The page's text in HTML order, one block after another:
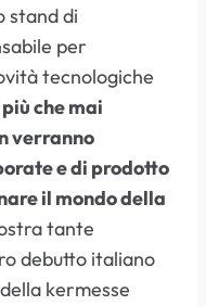
stand di
per
tecnologiche
che mai
verranno
e di prodotto
il mondo della
tante
debutto italiano
kermesse